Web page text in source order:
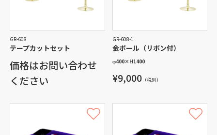
GR-608
テープカットセット
価格はお問い合わせ
ください
GR-608-1
金ポール（リボン付）
φ400× H1400
¥9,000（税別）